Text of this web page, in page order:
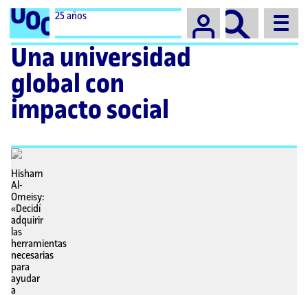
25 años Campus
Una universidad
global con
impacto social